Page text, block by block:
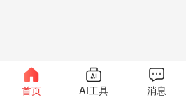
首页 AI工具 消息